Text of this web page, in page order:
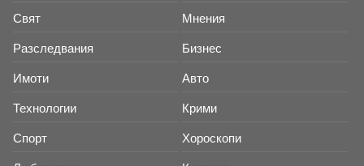
Свят Мнения
Разследвания Бизнес
Имоти Авто
Технологии Крими
Спорт Хороскопи